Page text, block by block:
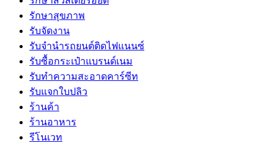
รักษาสุขภาพ
รับจัดงาน
รับจํานํารถยนต์ติดไฟแนนซ์
รับซื้อกระเป๋าแบรนด์เนม
รับทำความสะอาดคาร์ซีท
รับแจกใบปลิว
ร้านค้า
ร้านอาหาร
รีโนเวท